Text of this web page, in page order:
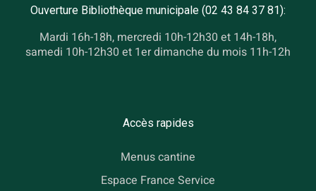
Ouverture Bibliothèque municipale (02 43 84 37 81):
Mardi 16h-18h, mercredi 10h-12h30 et 14h-18h,
samedi 10h-12h30 et 1er dimanche du mois 11h-12h
Accès rapides
Menus cantine
Espace France Service